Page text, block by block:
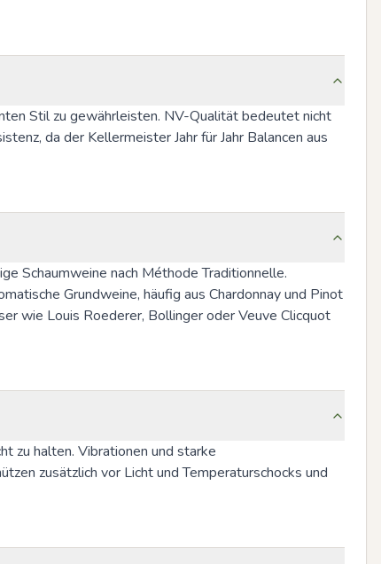
Stil zu gewährleisten. NV-Qualität bedeutet nicht
da der Kellermeister Jahr für Jahr Balancen aus
Schaumweine nach Méthode Traditionnelle.
Grundweine, häufig aus Chardonnay und Pinot
wie Louis Roederer, Bollinger oder Veuve Clicquot
zu halten. Vibrationen und starke
zusätzlich vor Licht und Temperaturschocks und